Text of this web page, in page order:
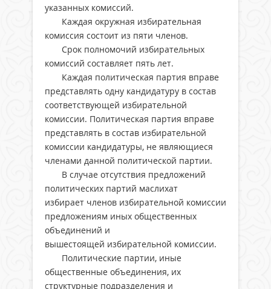
указанных комиссий.
Каждая окружная избирательная
комиссия состоит из пяти членов.
Срок полномочий избирательных
комиссий составляет пять лет.
Каждая политическая партия вправе
представлять одну кандидатуру в состав
соответствующей избирательной
комиссии. Политическая партия вправе
представлять в состав избирательной
комиссии кандидатуры, не являющиеся
членами данной политической партии.
В случае отсутствия предложений
политических партий маслихат
избирает членов избирательной комиссии по
предложениям иных общественных
объединений и
вышестоящей избирательной комиссии.
Политические партии, иные
общественные объединения, их
структурные подразделения и